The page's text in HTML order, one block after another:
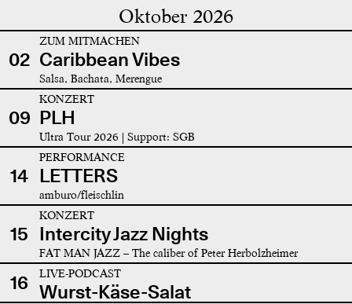
Oktober 2026
02
ZUM MITMACHEN
Caribbean Vibes
Salsa, Bachata, Merengue
09
KONZERT
PLH
Ultra Tour 2026 | Support: SGB
14
PERFORMANCE
LETTERS
amburo/fleischlin
15
KONZERT
Intercity Jazz Nights
FAT MAN JAZZ – The caliber of Peter Herbolzheimer
16 LIVE-PODCAST
Wurst-Käse-Salat